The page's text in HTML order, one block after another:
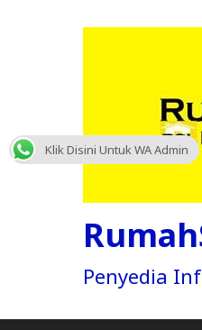
Penyedia
Klik Disini Untuk WA Admin